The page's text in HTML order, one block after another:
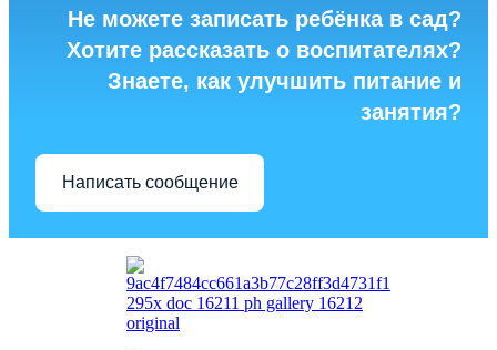
Не можете записать ребёнка в сад?
Хотите рассказать о воспитателях?
Знаете, как улучшить питание и
занятия?
Написать сообщение